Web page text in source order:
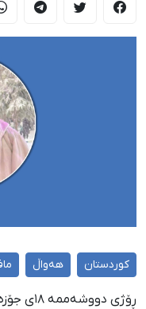
کوردستان هەواڵ